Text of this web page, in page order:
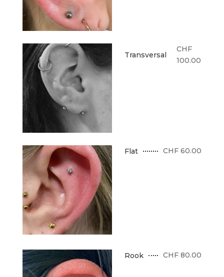
Transversal
CHF
100.00
Flat CHF 60.00
Rook CHF 80.00